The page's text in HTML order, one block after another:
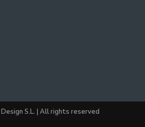
S.L. | All rights reserved